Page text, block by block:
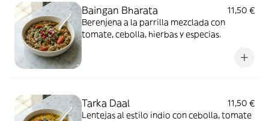
Baingan Bharata
11,50 €
Berenjena a la parrilla mezclada con
tomate, cebolla, hierbas y especias.
Tarka Daal
11,50 €
Lentejas al estilo indio con cebolla, tomate